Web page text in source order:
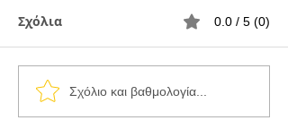
Σχόλια 0.0 / 5 (0)
Σχόλιο και βαθμολογία...